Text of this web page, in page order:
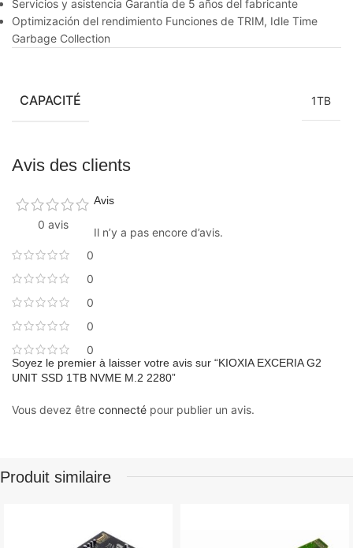
Servicios y asistencia Garantía de 5 años del fabricante
Optimización del rendimiento Funciones de TRIM, Idle Time
Garbage Collection
CAPACITÉ 1TB
Avis des clients
0 avis
0
0
0
0
0
Avis
Il n’y a pas encore d’avis.
Soyez le premier à laisser votre avis sur “KIOXIA EXCERIA G2
UNIT SSD 1TB NVME M.2 2280”
Vous devez être connecté pour publier un avis.
Produit similaire